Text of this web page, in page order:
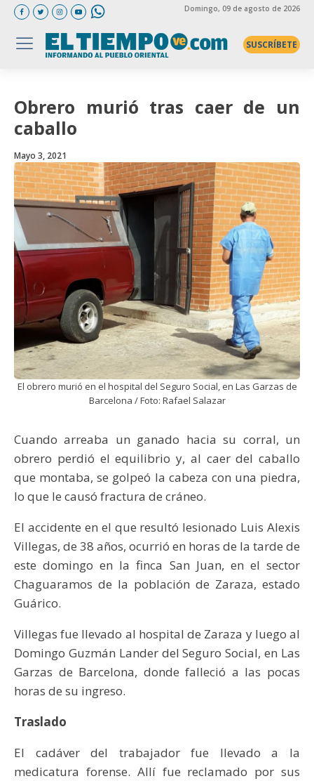
Domingo, 09 de agosto de 2026
SUSCRÍBETE
Obrero murió tras caer de un
caballo
Mayo 3, 2021
El obrero murió en el hospital del Seguro Social, en Las Garzas de
Barcelona / Foto: Rafael Salazar
Cuando arreaba un ganado hacia su corral, un
obrero perdió el equilibrio y, al caer del caballo
que montaba, se golpeó la cabeza con una piedra,
lo que le causó fractura de cráneo.
El accidente en el que resultó lesionado Luis Alexis
Villegas, de 38 años, ocurrió en horas de la tarde de
este domingo en la finca San Juan, en el sector
Chaguaramos de la población de Zaraza, estado
Guárico.
Villegas fue llevado al hospital de Zaraza y luego al
Domingo Guzmán Lander del Seguro Social, en Las
Garzas de Barcelona, donde falleció a las pocas
horas de su ingreso.
Traslado
El cadáver del trabajador fue llevado a la
medicatura forense. Allí fue reclamado por sus